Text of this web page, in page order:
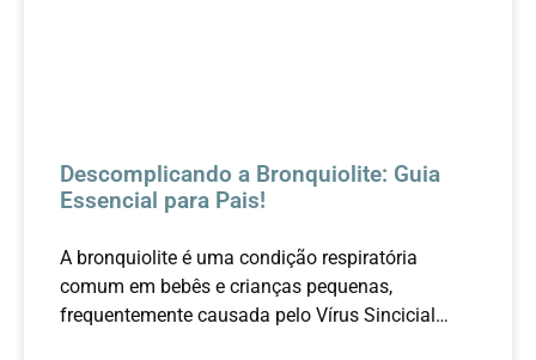
Descomplicando a Bronquiolite: Guia
Essencial para Pais!
A bronquiolite é uma condição respiratória
comum em bebês e crianças pequenas,
frequentemente causada pelo Vírus Sincicial